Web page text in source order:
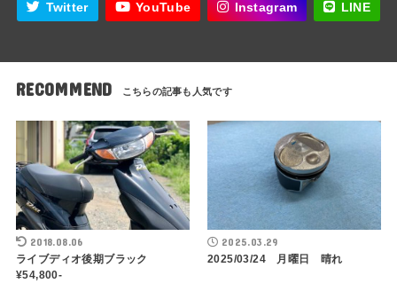
Twitter YouTube Instagram LINE
RECOMMEND
2018.08.06
ライブディオ後期ブラック
¥54,800-
2025.03.29
2025/03/24 月曜日 晴れ